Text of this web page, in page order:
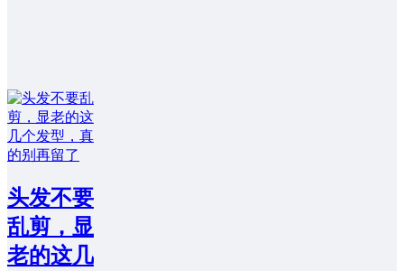
头发不要
乱剪，显
老的这几